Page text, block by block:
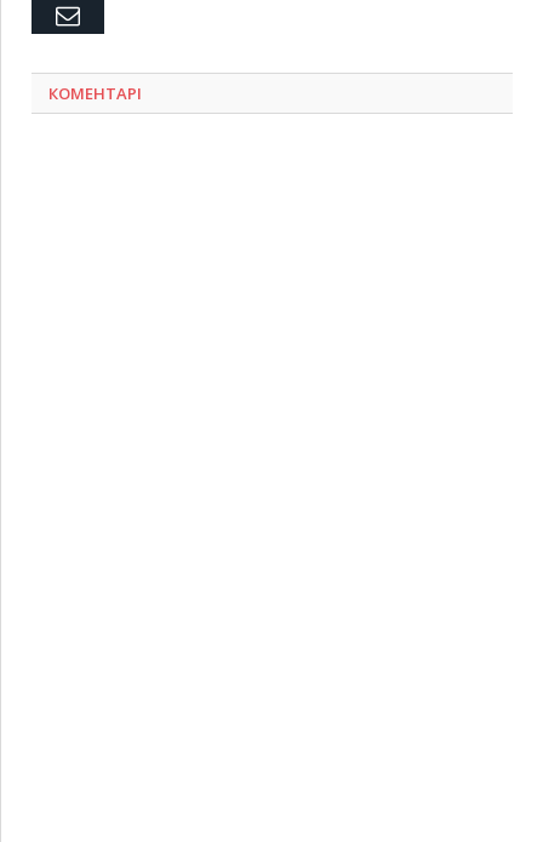
Емейл
КОМЕНТАРІ